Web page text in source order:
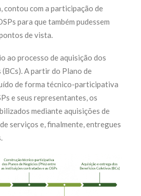
contou com a participação de
para que também pudessem
de vista.
ao processo de aquisição dos
A partir do Plano de
de forma técnico-participativa
e seus representantes, os
mediante aquisições de
serviços e, finalmente, entregues